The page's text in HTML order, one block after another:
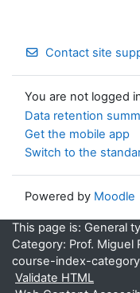
Contact site
You are not logged
Data retention
Get the mobile app
Switch to the
Powered by Moodle
This page is: General
Category: Prof. Miguel
course-index-
Validate HTML